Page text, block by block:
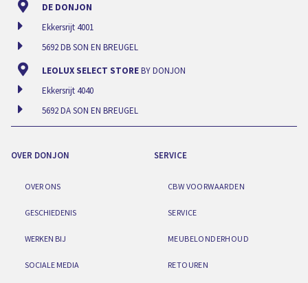
DE DONJON
Ekkersrijt 4001
5692 DB SON EN BREUGEL
LEOLUX SELECT STOREBY DONJON
Ekkersrijt 4040
5692 DA SON EN BREUGEL
OVER DONJON
OVER ONS
GESCHIEDENIS
WERKEN BIJ
SOCIALE MEDIA
SERVICE
CBW VOORWAARDEN
SERVICE
MEUBELONDERHOUD
RETOUREN